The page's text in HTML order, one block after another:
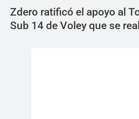
Zdero ratificó el apoyo al
Sub 14 de Voley que se